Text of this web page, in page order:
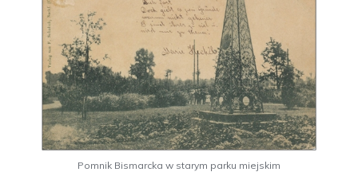
Pomnik Bismarcka w starym parku miejskim